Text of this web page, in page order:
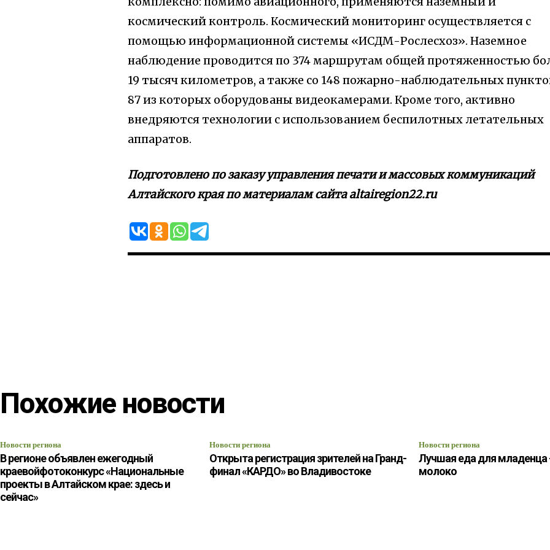
космический контроль. Космический мониторинг осуществляется с
помощью информационной системы «ИСДМ-Рослесхоз». Наземное
наблюдение проводится по 374 маршрутам общей протяженностью
19 тысяч километров, а также со 148 пожарно-наблюдательных
87 из которых оборудованы видеокамерами. Кроме того, активно
внедряются технологии с использованием беспилотных летательных
аппаратов.
Подготовлено по заказу управления печати и массовых коммуникаций
Алтайского края по материалам сайта altairegion22.ru
Похожие новости
Новости региона
В регионе объявлен ежегодный
краевойфотоконкурс «Национальные
проекты в Алтайском крае: здесь и
сейчас»
Новости региона
Открыта регистрация зрителей на Гранд-
финал «КАРДО» во Владивостоке
Новости региона
Лучшая еда для младенца
молоко